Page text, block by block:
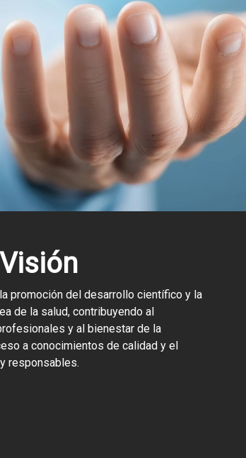
Visión
promoción del desarrollo científico y la
de la salud, contribuyendo al
y al bienestar de la
a conocimientos de calidad y el
responsables.